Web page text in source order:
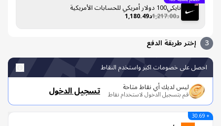
نايكي100 دولار أمريكي للحسابات الأمريكية
د1,217.00 د1,180.49
إختر طريقة الدفع
على خصومات اكبر واستخدم النقاط
ليس لديك أي نقاط متاحة
قم بتسجيل الدخول لاستخدام نقاط تسجيل الدخول